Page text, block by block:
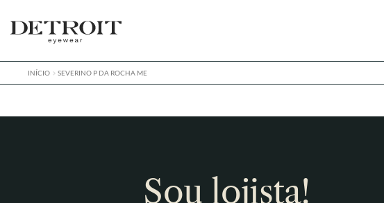
navegação
o
conteúdo
INÍCIO SEVERINO P DA ROCHA ME
Sou lojista!